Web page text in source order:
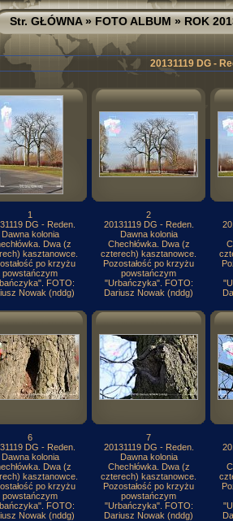
Str. GŁÓWNA»FOTO ALBUM»ROK
20131119 DG -
1
DG - Reden.
Dawna kolonia
Dwa (z
kasztanowce.
po krzyżu
powstańczym
FOTO:
Nowak (nddg)
2
20131119 DG - Reden.
Dawna kolonia
Chechłówka. Dwa (z
czterech) kasztanowce.
Pozostałość po krzyżu
powstańczym
"Urbańczyka". FOTO:
Dariusz Nowak (nddg)
6
DG - Reden.
Dawna kolonia
Dwa (z
kasztanowce.
po krzyżu
powstańczym
FOTO:
Nowak (nddg)
7
20131119 DG - Reden.
Dawna kolonia
Chechłówka. Dwa (z
czterech) kasztanowce.
Pozostałość po krzyżu
powstańczym
"Urbańczyka". FOTO:
Dariusz Nowak (nddg)